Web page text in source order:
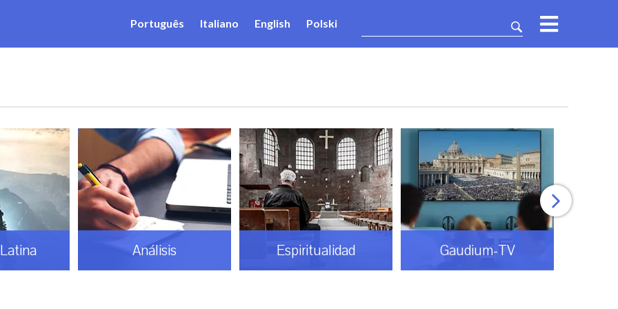
Português Italiano English Polski
Análisis Espiritualidad Gaudium-TV